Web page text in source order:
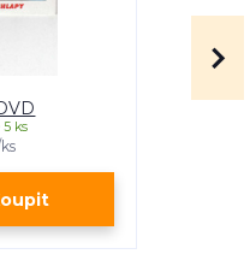
ks
5 ks